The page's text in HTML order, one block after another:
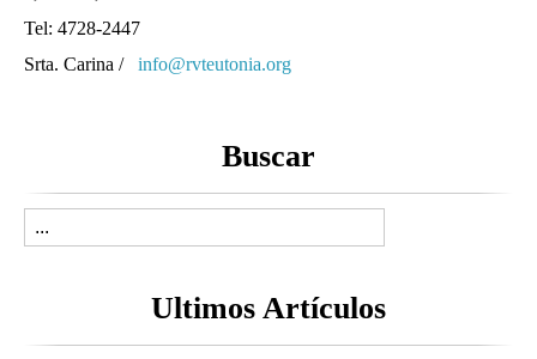
Tel: 4728-2447
Srta. Carina /
info@rvteutonia.org
Buscar
Ultimos Artículos